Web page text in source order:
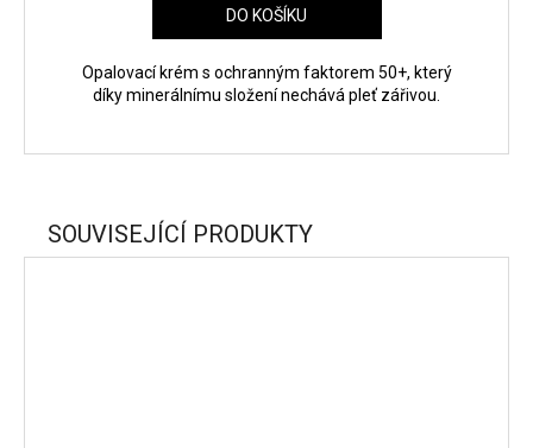
DO KOŠÍKU
Opalovací krém s ochranným faktorem 50+, který
díky minerálnímu složení nechává pleť zářivou.
SOUVISEJÍCÍ PRODUKTY